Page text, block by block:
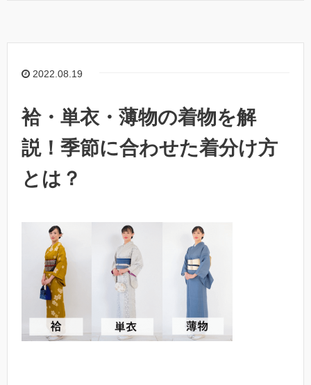
2022.08.19
袷・単衣・薄物の着物を解
説！季節に合わせた着分け方
とは？